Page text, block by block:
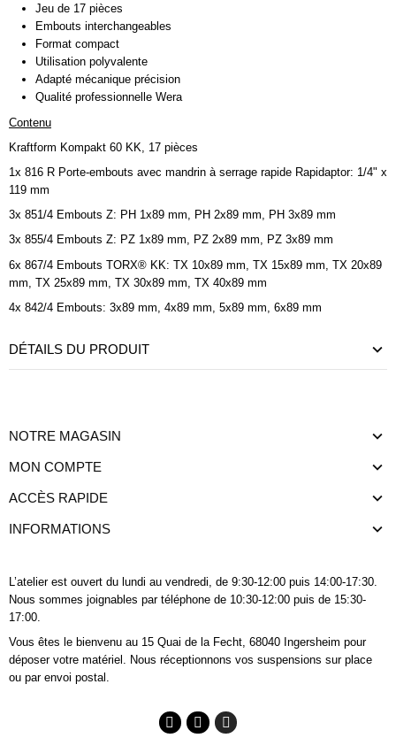
Jeu de 17 pièces
Embouts interchangeables
Format compact
Utilisation polyvalente
Adapté mécanique précision
Qualité professionnelle Wera
Contenu
Kraftform Kompakt 60 KK, 17 pièces
1x 816 R Porte-embouts avec mandrin à serrage rapide Rapidaptor: 1/4" x
119 mm
3x 851/4 Embouts Z: PH 1x89 mm, PH 2x89 mm, PH 3x89 mm
3x 855/4 Embouts Z: PZ 1x89 mm, PZ 2x89 mm, PZ 3x89 mm
6x 867/4 Embouts TORX® KK: TX 10x89 mm, TX 15x89 mm, TX 20x89
mm, TX 25x89 mm, TX 30x89 mm, TX 40x89 mm
4x 842/4 Embouts: 3x89 mm, 4x89 mm, 5x89 mm, 6x89 mm
DÉTAILS DU PRODUIT
NOTRE MAGASIN
MON COMPTE
ACCÈS RAPIDE
INFORMATIONS
L’atelier est ouvert du lundi au vendredi, de 9:30-12:00 puis 14:00-17:30.
Nous sommes joignables par téléphone de 10:30-12:00 puis de 15:30-
17:00.
Vous êtes le bienvenu au 15 Quai de la Fecht, 68040 Ingersheim pour
déposer votre matériel. Nous réceptionnons vos suspensions sur place
ou par envoi postal.